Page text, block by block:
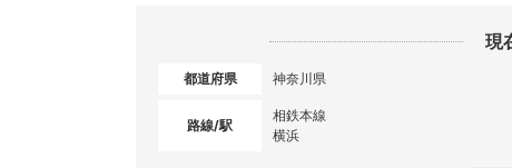
現
都道府県 神奈川県
路線/駅
相鉄本線
横浜